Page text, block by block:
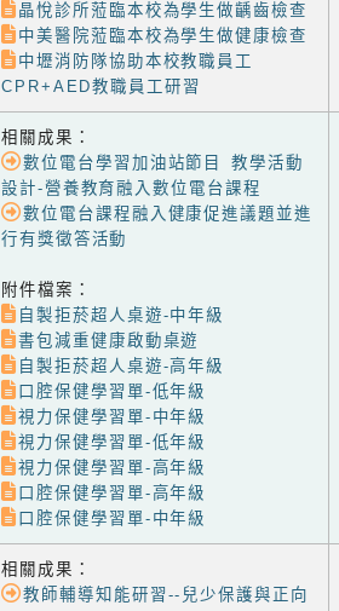
晶悅診所蒞臨本校為學生做齲齒檢查
中美醫院蒞臨本校為學生做健康檢查
中壢消防隊協助本校教職員工
CPR+AED教職員工研習
相關成果：
數位電台學習加油站節目 教學活動
設計-營養教育融入數位電台課程
數位電台課程融入健康促進議題並進
行有獎徵答活動
附件檔案：
自製拒菸超人桌遊-中年級
書包減重健康啟動桌遊
自製拒菸超人桌遊-高年級
口腔保健學習單-低年級
視力保健學習單-中年級
視力保健學習單-低年級
視力保健學習單-高年級
口腔保健學習單-高年級
口腔保健學習單-中年級
相關成果：
教師輔導知能研習--兒少保護與正向